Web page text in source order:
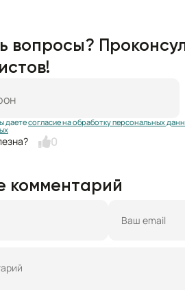
вопросы?
даетесогласие на обработку персональных
0
комментарий